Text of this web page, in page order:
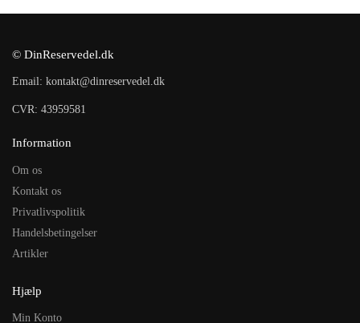
© DinReservedel.dk
Email: kontakt@dinreservedel.dk
CVR: 43959581
Information
Om os
Kontakt os
Privatlivspolitik
Handelsbetingelser
Artikler
Hjælp
Min Konto